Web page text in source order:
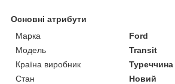
Основні атрибути
Марка
Ford
Модель
Transit
Країна виробник
Туреччина
Стан
Новий